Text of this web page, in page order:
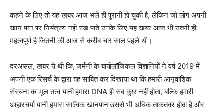
कहने के लिए तो यह खबर आज भले ही पुरानी हो चुकी है, लेकिन जो लोग अपनी
खान पान पर नियंत्रण नहीं रख पाते उनके लिए यह खबर आज भी उतनी ही
महत्वपूर्ण है जितनी की आज से करीब चार साल पहले थी।
दरअसल, खबर ये थी कि, जर्मनी के बायोलॉजिकल विज्ञानियों ने वर्ष 2019 में
अपनी एक रिसर्च के द्वारा यह साबित कर दिखाया था कि हमारी आनुवांशिक
संरचना का मूल तत्व यानी हमारा DNA ही सब कुछ नहीं होता, बल्कि हमारी
आहारचर्या यानी हमारा सात्विक खानपान उससे भी अधिक ताकतवर होता है और